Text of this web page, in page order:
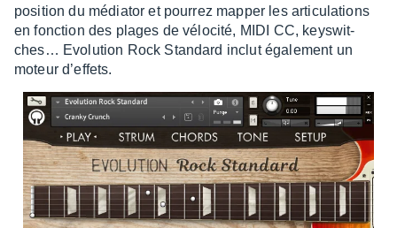
posi­tion du média­tor et pour­rez mapper les arti­cu­la­tions
en fonc­tion des plages de vélo­cité, MIDI CC, keys­wit­
ches… Evolu­tion Rock Stan­dard inclut égale­ment un
moteur d’ef­fets.